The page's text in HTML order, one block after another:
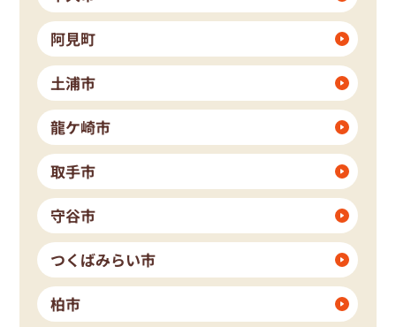
阿見町
土浦市
龍ケ崎市
取手市
守谷市
つくばみらい市
柏市